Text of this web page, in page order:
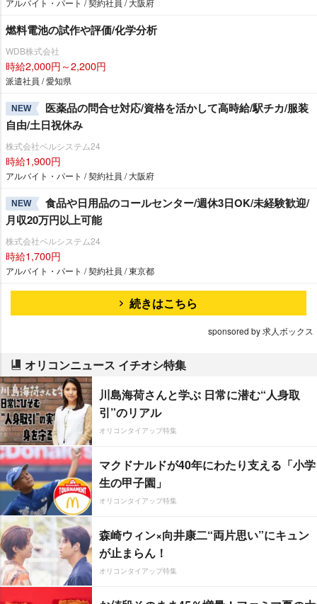
燃料電池の試作や評価/化学分析
WDB株式会社
時給2,000円～2,200円
派遣社員 / 愛知県
NEW
医薬品の問合せ対応/資格を活かして高時給/駅チカ/服装
自由/土日祝休み
株式会社ベルシステム24
時給1,900円
アルバイト・パート / 契約社員 / 大阪府
NEW
食品や日用品のコールセンター/週休3日OK/未経験歓迎/
月収20万円以上可能
株式会社ベルシステム24
時給1,700円
アルバイト・パート / 契約社員 / 東京都
続きはこちら
sponsored by 求人ボックス
オリコンニュース イチオシ特集
川島海荷さんと学ぶ 日常に潜む“人身取
引”のリアル
オリコンタイアップ特集
マクドナルドが40年にわたり支える「小学
生の甲子園」
オリコンタイアップ特集
森崎ウィン×向井康二“両片思い”にキュン
が止まらん！
オリコンタイアップ特集